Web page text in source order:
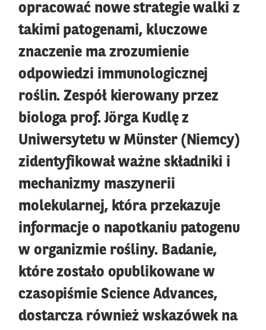
opracować nowe strategie walki z
takimi patogenami, kluczowe
znaczenie ma zrozumienie
odpowiedzi immunologicznej
roślin. Zespół kierowany przez
biologa prof. Jörga Kudlę z
Uniwersytetu w Münster (Niemcy)
zidentyfikował ważne składniki i
mechanizmy maszynerii
molekularnej, która przekazuje
informacje o napotkaniu patogenu
w organizmie rośliny. Badanie,
które zostało opublikowane w
czasopiśmie Science Advances,
dostarcza również wskazówek na